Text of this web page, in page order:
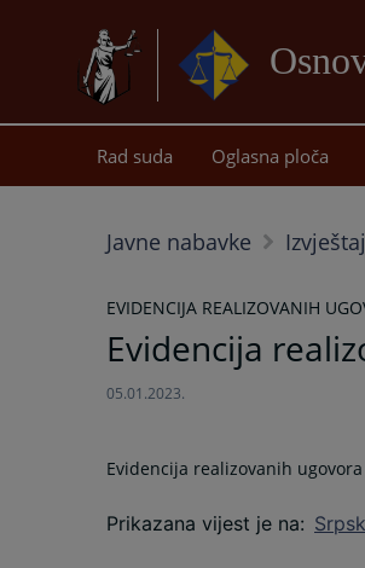
Rad suda Oglasna ploča
Javne nabavke
EVIDENCIJA REALIZOVANIH
Evidencija
05.01.2023.
Evidencija realizovanih
Prikazana vijest je na: